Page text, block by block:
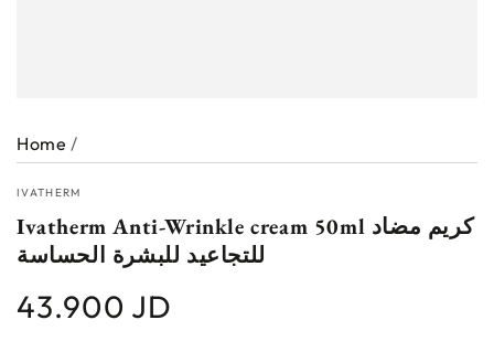
Home /
IVATHERM
Ivatherm Anti-Wrinkle cream 50ml كريم مضاد
للتجاعيد للبشرة الحساسة
Regular
price
43.900 JD